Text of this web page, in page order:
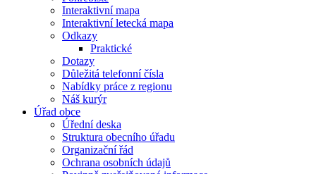
Interaktivní mapa
Interaktivní letecká mapa
Odkazy
Praktické
Dotazy
Důležitá telefonní čísla
Nabídky práce z regionu
Náš kurýr
Úřad obce
Úřední deska
Struktura obecního úřadu
Organizační řád
Ochrana osobních údajů